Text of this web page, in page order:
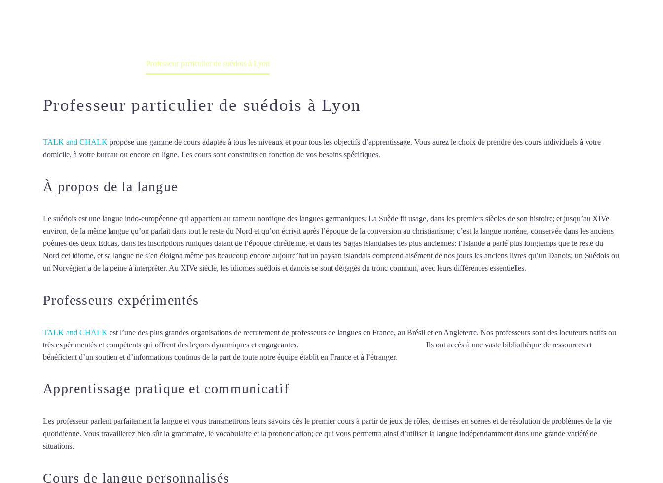
Professeur particulier de suédois à Lyon
Professeur particulier de suédois à Lyon
TALK and CHALK propose une gamme de cours adaptée à tous les niveaux et pour tous les objectifs d’apprentissage. Vous aurez le choix de prendre des cours individuels à votre
domicile, à votre bureau ou encore en ligne. Les cours sont construits en fonction de vos besoins spécifiques.
À propos de la langue
Le suédois est une langue indo-européenne qui appartient au rameau nordique des langues germaniques. La Suède fit usage, dans les premiers siècles de son histoire; et jusqu’au XIVe
environ, de la même langue qu’on parlait dans tout le reste du Nord et qu’on écrivit après l’époque de la conversion au christianisme; c’est la langue norrène, conservée dans les anciens
poèmes des deux Eddas, dans les inscriptions runiques datant de l’époque chrétienne, et dans les Sagas islandaises les plus anciennes; l’Islande a parlé plus longtemps que le reste du
Nord cet idiome, et sa langue ne s’en éloigna même pas beaucoup encore aujourd’hui un paysan islandais comprend aisément de nos jours les anciens livres qu’un Danois; un Suédois ou
un Norvégien a de la peine à interpréter. Au XIVe siècle, les idiomes suédois et danois se sont dégagés du tronc commun, avec leurs différences essentielles.
Professeurs expérimentés
TALK and CHALK est l’une des plus grandes organisations de recrutement de professeurs de langues en France, au Brésil et en Angleterre. Nos professeurs sont des locuteurs natifs ou
très expérimentés et compétents qui offrent des leçons dynamiques et engageantes.
Ils ont accès à une vaste bibliothèque de ressources et
bénéficient d’un soutien et d’informations continus de la part de toute notre équipe établit en France et à l’étranger.
Apprentissage pratique et communicatif
Les professeur parlent parfaitement la langue et vous transmettrons leurs savoirs dès le premier cours à partir de jeux de rôles, de mises en scènes et de résolution de problèmes de la vie
quotidienne. Vous travaillerez bien sûr la grammaire, le vocabulaire et la prononciation; ce qui vous permettra ainsi d’utiliser la langue indépendamment dans une grande variété de
situations.
Cours de langue personnalisés